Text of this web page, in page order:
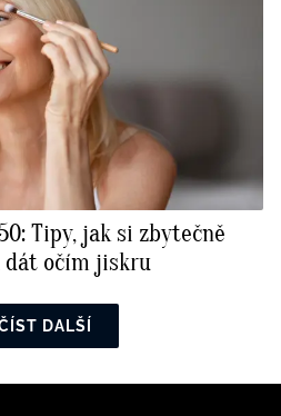
Tipy, jak si zbytečně
dát očím jiskru
DALŠÍ